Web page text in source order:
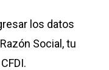
los datos
Social, tu